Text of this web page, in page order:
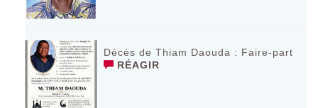
Décès de Thiam Daouda : Faire-part
RÉAGIR